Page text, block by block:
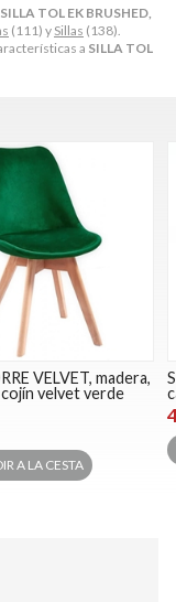
SILLA TOL EK BRUSHED,
(111) y Sillas (138).
a SILLA TOL
VELVET, madera,
cojín velvet verde
A LA CESTA